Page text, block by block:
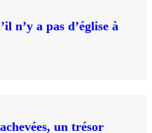
n’y a pas d’église à
un trésor